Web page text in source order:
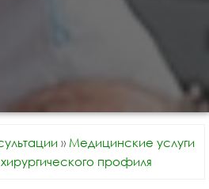
» Медицинские услуги
профиля